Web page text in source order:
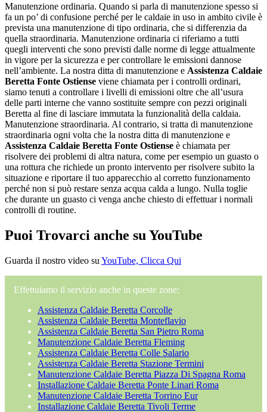
Manutenzione ordinaria. Quando si parla di manutenzione spesso si
fa un po’ di confusione perché per le caldaie in uso in ambito civile è
prevista una manutenzione di tipo ordinaria, che si differenzia da
quella straordinaria. Manutenzione ordinaria ci riferiamo a tutti
quegli interventi che sono previsti dalle norme di legge attualmente
in vigore per la sicurezza e per controllare le emissioni dannose
nell’ambiente. La nostra ditta di manutenzione e Assistenza Caldaie
Beretta Fonte Ostiense viene chiamata per i controlli ordinari,
siamo tenuti a controllare i livelli di emissioni oltre che all’usura
delle parti interne che vanno sostituite sempre con pezzi originali
Beretta al fine di lasciare immutata la funzionalità della caldaia.
Manutenzione straordinaria. Al contrario, si tratta di manutenzione
straordinaria ogni volta che la nostra ditta di manutenzione e
Assistenza Caldaie Beretta Fonte Ostiense è chiamata per
risolvere dei problemi di altra natura, come per esempio un guasto o
una rottura che richiede un pronto intervento per risolvere subito la
situazione e riportare il tuo apparecchio al corretto funzionamento
perché non si può restare senza acqua calda a lungo. Nulla toglie
che durante un guasto ci venga anche chiesto di effettuar i normali
controlli di routine.
Puoi Trovarci anche su YouTube
Guarda il nostro video su YouTube, Clicca Qui
Effettuiamo il servizio anche in queste zone:
Assistenza Caldaie Beretta Corcolle
Assistenza Caldaie Beretta Monteflavio
Assistenza Caldaie Beretta San Pietro Roma
Manutenzione Caldaie Beretta Fleming
Assistenza Caldaie Beretta Colle Salario
Assistenza Caldaie Beretta Stazione Termini
Manutenzione Caldaie Beretta Piazza Di Spagna Roma
Installazione Caldaie Beretta Ponte Linari Roma
Manutenzione Caldaie Beretta Torrino Eur
Installazione Caldaie Beretta Tivoli Terme